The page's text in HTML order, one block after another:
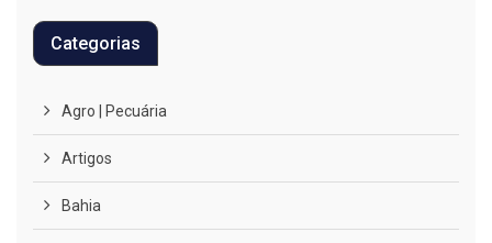
Categorias
Agro | Pecuária
Artigos
Bahia